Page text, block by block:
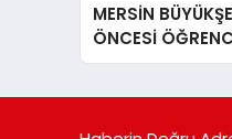
MERSİN
ÖNCESİ
PSİKOLOJİK VE